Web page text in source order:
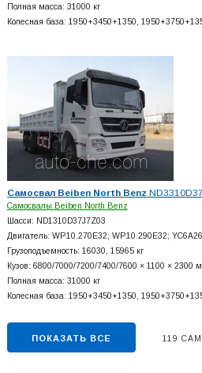
Полная масса: 31000 кг
Колесная база: 1950+3450+1350, 1950+3750+
Самосвал Beiben North Benz
Самосвалы Beiben North Benz
Шасси: ND1310D37J7Z03
Двигатель: WP10.270E32; WP10.290E32;
Грузоподъемность: 16030, 15965 кг
Кузов: 6800/7000/7200/7400/7600 × 1100 × 2300
Полная масса: 31000 кг
Колесная база: 1950+3450+1350, 1950+3750+
ПОКАЗАТЬ ВСЕ 119